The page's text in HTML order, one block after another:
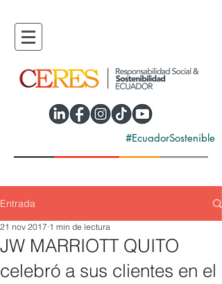
#EcuadorSostenible
Entrada
JW MARRIOTT QUITO
celebró a sus clientes en el
21 nov 2017 1 min de lectura